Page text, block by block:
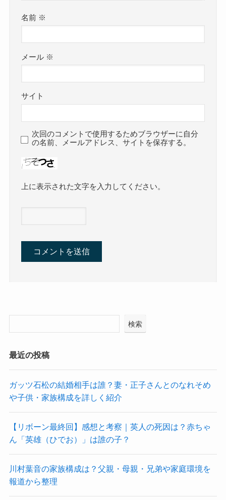
名前 ※
メール ※
サイト
次回のコメントで使用するためブラウザーに自分
の名前、メールアドレス、サイトを保存する。
上に表示された文字を入力してください。
検索
最近の投稿
ガッツ石松の結婚相手は誰？妻・正子さんとのなれそめ
や子供・家族構成を詳しく紹介
【リボーン最終回】感想と考察｜英人の死因は？赤ちゃ
ん「英雄（ひでお）」は誰の子？
川村葉音の家族構成は？父親・母親・兄弟や家庭環境を
報道から整理